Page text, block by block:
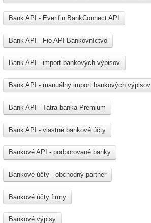
Bank API - Everifin BankConnect API
Bank API - Fio API Bankovníctvo
Bank API - import bankových výpisov
Bank API - manuálny import bankových výpisov
Bank API - Tatra banka Premium
Bank API - vlastné bankové účty
Bankové API - podporované banky
Bankové účty - obchodný partner
Bankové účty firmy
Bankové výpisy